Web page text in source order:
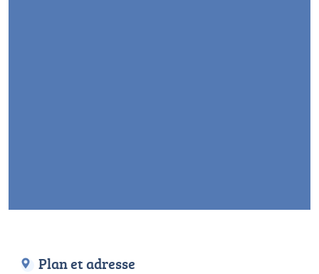
Plan et adresse